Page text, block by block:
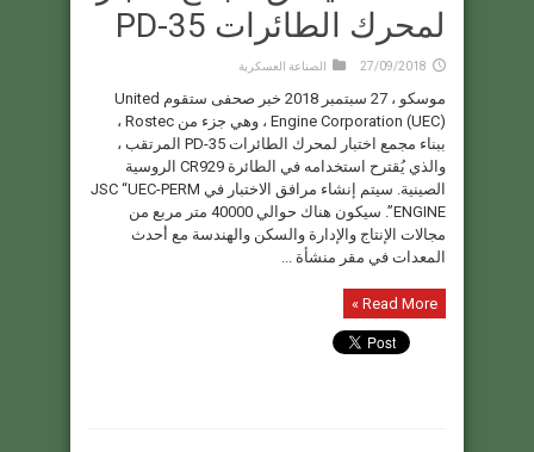
لمحرك الطائرات PD-35
27/09/2018 الصناعة العسكرية
موسكو ، 27 سبتمبر 2018 خبر صحفى ستقوم United
Engine Corporation (UEC) ، وهي جزء من Rostec ،
ببناء مجمع اختبار لمحرك الطائرات PD-35 المرتقب ،
والذي يُقترح استخدامه في الطائرة CR929 الروسية
الصينية. سيتم إنشاء مرافق الاختبار في JSC “UEC-PERM
ENGINE”. سيكون هناك حوالي 40000 متر مربع من
مجالات الإنتاج والإدارة والسكن والهندسة مع أحدث
المعدات في مقر منشأة ...
Read More »